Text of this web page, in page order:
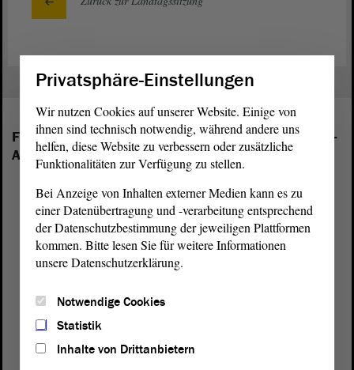
Folgende Fraktionen sind im Landtag von Sachsen-
Anhalt vertreten:
Privatsphäre-Einstellungen
Wir nutzen Cookies auf unserer Website. Einige von
ihnen sind technisch notwendig, während andere uns
helfen, diese Website zu verbessern oder zusätzliche
Funktionalitäten zur Verfügung zu stellen.
Bei Anzeige von Inhalten externer Medien kann es zu
einer Datenübertragung und -verarbeitung entsprechend
der Datenschutzbestimmung der jeweiligen Plattformen
kommen. Bitte lesen Sie für weitere Informationen
unsere Datenschutzerklärung.
Notwendige Cookies
Statistik
Inhalte von Drittanbietern